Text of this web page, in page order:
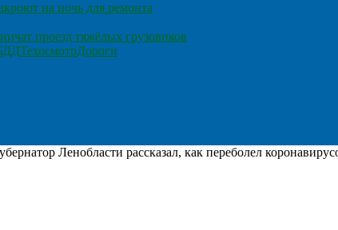
на ночь для ремонта
проезд тяжёлых грузовиков
ТехосмотрДороги
Ленобласти рассказал, как переболел